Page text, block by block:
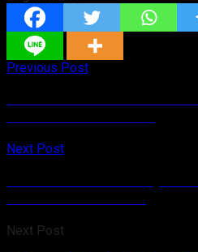
Previous Post
Next Post
Next Post